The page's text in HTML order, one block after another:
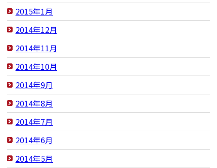
2015年1月
2014年12月
2014年11月
2014年10月
2014年9月
2014年8月
2014年7月
2014年6月
2014年5月